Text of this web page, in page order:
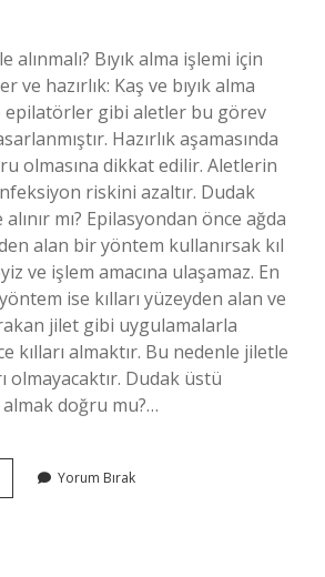
alınmalı? Bıyık alma işlemi için
ve hazırlık: Kaş ve bıyık alma
epilatörler gibi aletler bu görev
Hazırlık aşamasında
olmasına dikkat edilir. Aletlerin
riskini azaltır. Dudak
mı? Epilasyondan önce ağda
alan bir yöntem kullanırsak kıl
ve işlem amacına ulaşamaz. En
ise kılları yüzeyden alan ve
jilet gibi uygulamalarla
kılları almaktır. Bu nedenle jiletle
olmayacaktır. Dudak üstü
almak doğru mu?…
Yorum Bırak